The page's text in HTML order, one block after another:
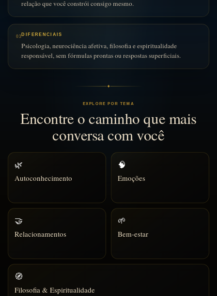
relação que você constrói consigo mesmo.
03DIFERENCIAIS
Psicologia, neurociência afetiva, filosofia e espiritualidade
responsável, sem fórmulas prontas ou respostas superficiais.
✦
EXPLORE POR TEMA
Encontre o caminho que mais
conversa com você
🌿
Autoconhecimento
🧠
Emoções
🤝
Relacionamentos
🌱
Bem-estar
🧭
Filosofia & Espiritualidade